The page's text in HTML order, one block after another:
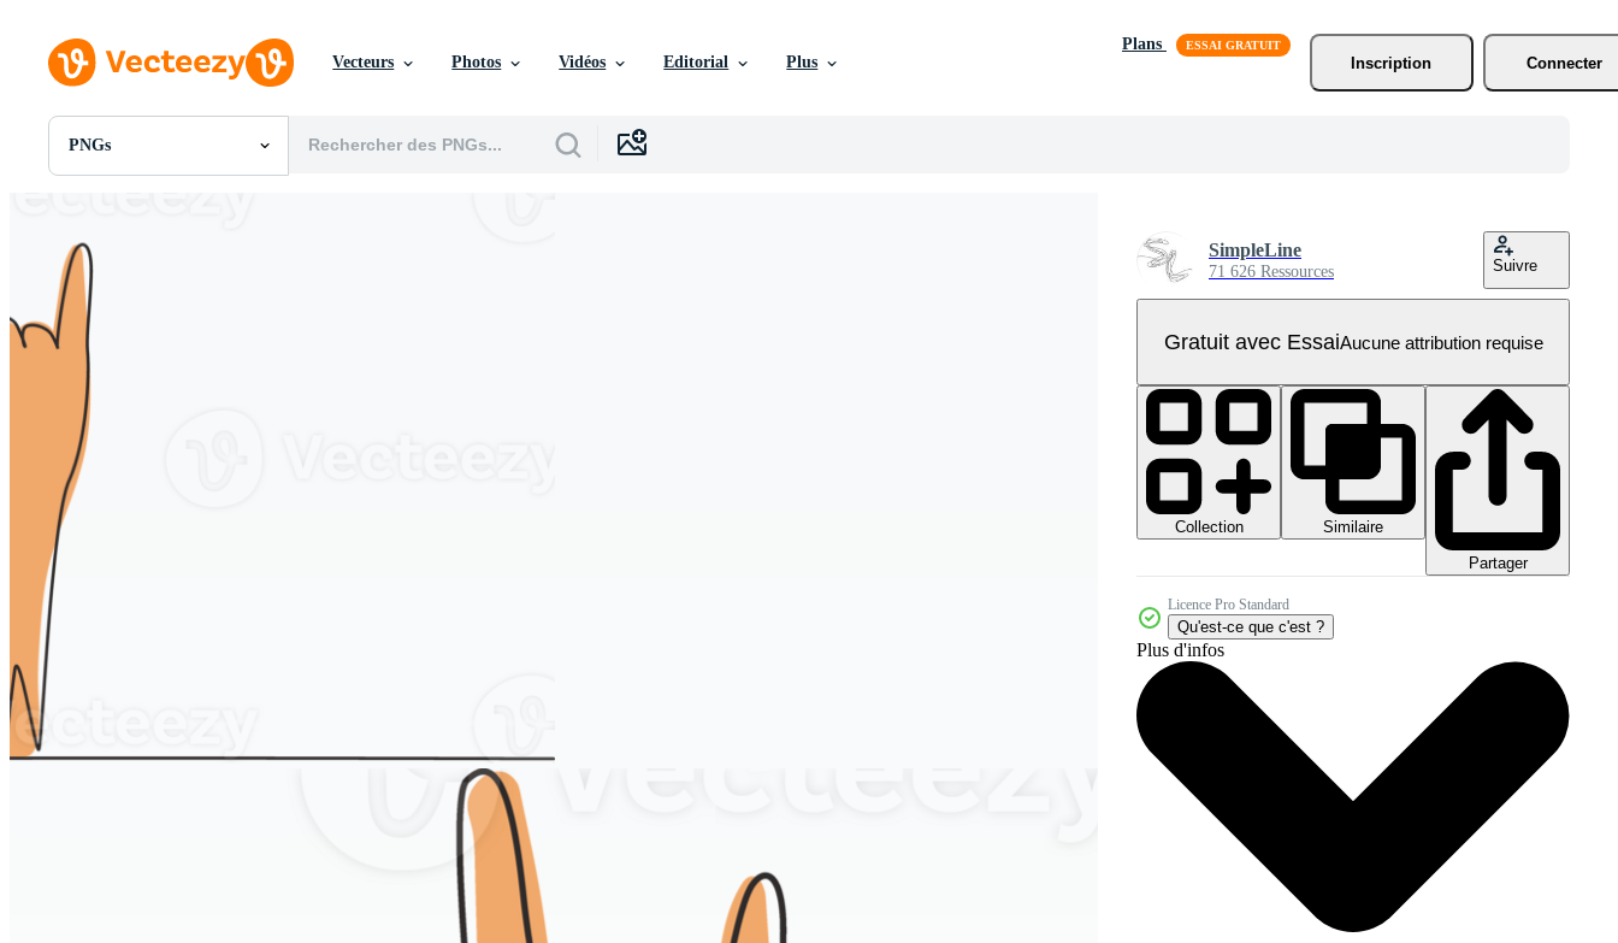
Vecteurs Photos Vidéos Editorial Plus
Plans
Inscription
Connecter
PNGs
Toutes Images
SimpleLine
71 626 Ressources Suivre
Gratuit avec EssaiAucune attribution requise
Collection
Similaire
Partager
Licence Pro Standard
Qu'est-ce que c'est ?
Plus d'infos